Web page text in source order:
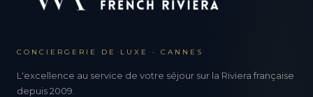
CONCIERGERIE DE LUXE · CANNES
L'excellence au service de votre séjour sur la Riviera française
depuis 2009.